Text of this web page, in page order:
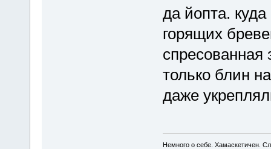
да йопта.
горящих
только блин
даже
Немного о себе. Хамаскетичен.